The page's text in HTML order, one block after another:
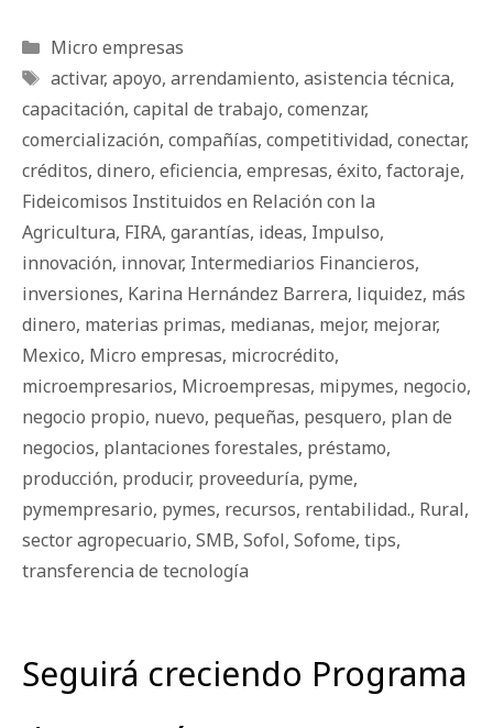
Categorías
Micro empresas
Etiquetas
activar, apoyo, arrendamiento, asistencia técnica,
capacitación, capital de trabajo, comenzar,
comercialización, compañías, competitividad, conectar,
créditos, dinero, eficiencia, empresas, éxito, factoraje,
Fideicomisos Instituidos en Relación con la
Agricultura, FIRA, garantías, ideas, Impulso,
innovación, innovar, Intermediarios Financieros,
inversiones, Karina Hernández Barrera, liquidez, más
dinero, materias primas, medianas, mejor, mejorar,
Mexico, Micro empresas, microcrédito,
microempresarios, Microempresas, mipymes, negocio,
negocio propio, nuevo, pequeñas, pesquero, plan de
negocios, plantaciones forestales, préstamo,
producción, producir, proveeduría, pyme,
pymempresario, pymes, recursos, rentabilidad., Rural,
sector agropecuario, SMB, Sofol, Sofome, tips,
transferencia de tecnología
Seguirá creciendo Programa